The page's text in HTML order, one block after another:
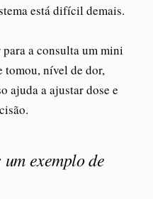
está difícil demais.
a consulta um mini
tomou, nível de dor,
ajuda a ajustar dose e
exemplo de